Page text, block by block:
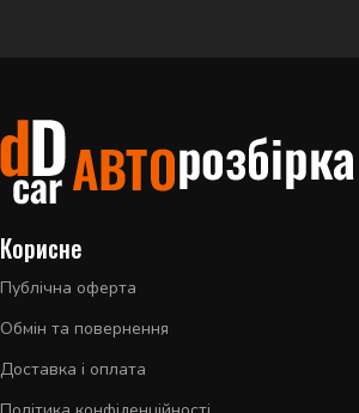
Корисне
Публічна оферта
Обмін та повернення
Доставка і оплата